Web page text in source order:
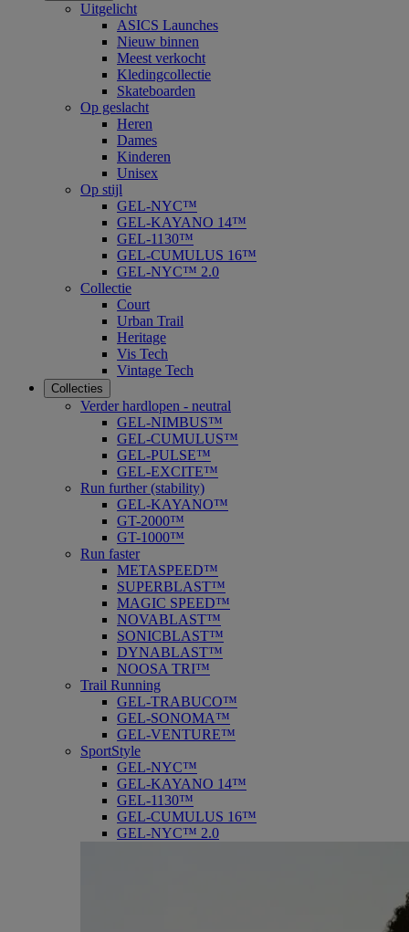
Uitgelicht
ASICS Launches
Nieuw binnen
Meest verkocht
Kledingcollectie
Skateboarden
Op geslacht
Heren
Dames
Kinderen
Unisex
Op stijl
GEL-NYC™
GEL-KAYANO 14™
GEL-1130™
GEL-CUMULUS 16™
GEL-NYC™ 2.0
Collectie
Court
Urban Trail
Heritage
Vis Tech
Vintage Tech
Collecties
Verder hardlopen - neutral
GEL-NIMBUS™
GEL-CUMULUS™
GEL-PULSE™
GEL-EXCITE™
Run further (stability)
GEL-KAYANO™
GT-2000™
GT-1000™
Run faster
METASPEED™
SUPERBLAST™
MAGIC SPEED™
NOVABLAST™
SONICBLAST™
DYNABLAST™
NOOSA TRI™
Trail Running
GEL-TRABUCO™
GEL-SONOMA™
GEL-VENTURE™
SportStyle
GEL-NYC™
GEL-KAYANO 14™
GEL-1130™
GEL-CUMULUS 16™
GEL-NYC™ 2.0